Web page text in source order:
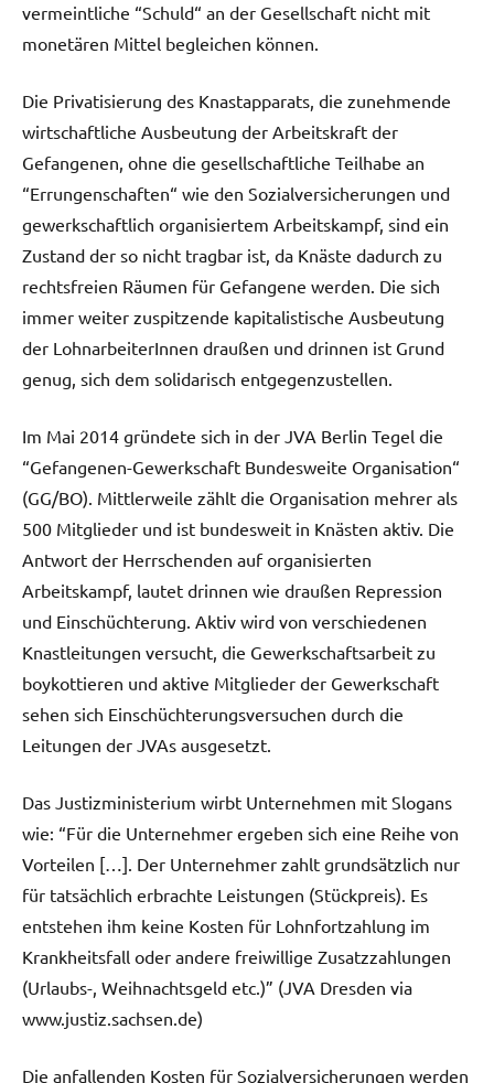
vermeintliche “Schuld“ an der Gesellschaft nicht mit
monetären Mittel begleichen können.
Die Privatisierung des Knastapparats, die zunehmende
wirtschaftliche Ausbeutung der Arbeitskraft der
Gefangenen, ohne die gesellschaftliche Teilhabe an
“Errungenschaften“ wie den Sozialversicherungen und
gewerkschaftlich organisiertem Arbeitskampf, sind ein
Zustand der so nicht tragbar ist, da Knäste dadurch zu
rechtsfreien Räumen für Gefangene werden. Die sich
immer weiter zuspitzende kapitalistische Ausbeutung
der LohnarbeiterInnen draußen und drinnen ist Grund
genug, sich dem solidarisch entgegenzustellen.
Im Mai 2014 gründete sich in der JVA Berlin Tegel die
“Gefangenen-Gewerkschaft Bundesweite Organisation“
(GG/BO). Mittlerweile zählt die Organisation mehrer als
500 Mitglieder und ist bundesweit in Knästen aktiv. Die
Antwort der Herrschenden auf organisierten
Arbeitskampf, lautet drinnen wie draußen Repression
und Einschüchterung. Aktiv wird von verschiedenen
Knastleitungen versucht, die Gewerkschaftsarbeit zu
boykottieren und aktive Mitglieder der Gewerkschaft
sehen sich Einschüchterungsversuchen durch die
Leitungen der JVAs ausgesetzt.
Das Justizministerium wirbt Unternehmen mit Slogans
wie: “Für die Unternehmer ergeben sich eine Reihe von
Vorteilen […]. Der Unternehmer zahlt grundsätzlich nur
für tatsächlich erbrachte Leistungen (Stückpreis). Es
entstehen ihm keine Kosten für Lohnfortzahlung im
Krankheitsfall oder andere freiwillige Zusatzzahlungen
(Urlaubs-, Weihnachtsgeld etc.)” (JVA Dresden via
www.justiz.sachsen.de)
Die anfallenden Kosten für Sozialversicherungen werden